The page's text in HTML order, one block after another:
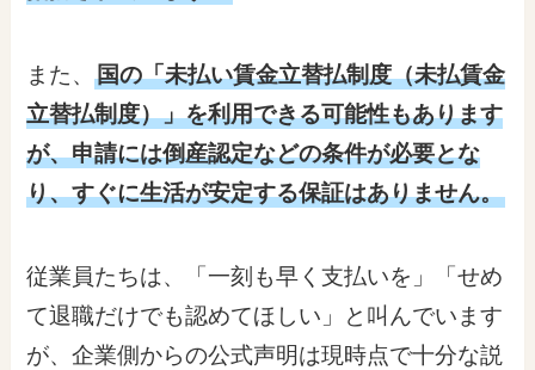
また、国の「未払い賃金立替払制度（未払賃金
立替払制度）」を利用できる可能性もあります
が、申請には倒産認定などの条件が必要とな
り、すぐに生活が安定する保証はありません。
従業員たちは、「一刻も早く支払いを」「せめ
て退職だけでも認めてほしい」と叫んでいます
が、企業側からの公式声明は現時点で十分な説